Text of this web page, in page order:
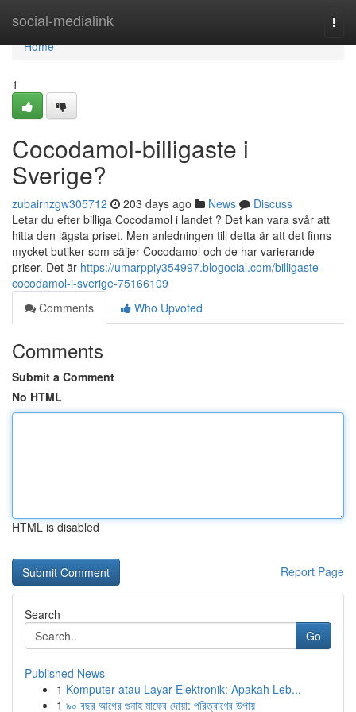
social-medialink
Home
Home
1
Cocodamol-billigaste i
Sverige?
zubairnzgw305712 203 days ago News
Discuss
Letar du efter billiga Cocodamol i landet ? Det kan vara svår att
hitta den lägsta priset. Men anledningen till detta är att det finns
mycket butiker som säljer Cocodamol och de har varierande
priser. Det är https://umarppiy354997.blogocial.com/billigaste-
cocodamol-i-sverige-75166109
Comments
Who Upvoted
Comments
Submit a Comment
No HTML
HTML is disabled
Report Page
Search
Go
Published News
1 Komputer atau Layar Elektronik: Apakah Leb...
1 ৯০ বছর আগের গুনাহ মাফের দোয়া: পরিত্রাণের উপায়